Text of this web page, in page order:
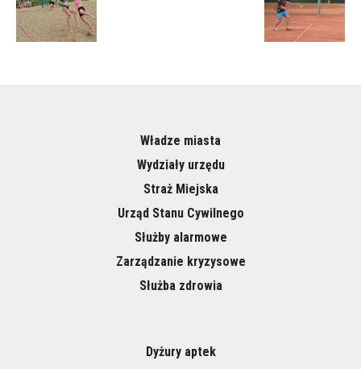
Władze miasta
Wydziały urzędu
Straż Miejska
Urząd Stanu Cywilnego
Służby alarmowe
Zarządzanie kryzysowe
Służba zdrowia
Dyżury aptek